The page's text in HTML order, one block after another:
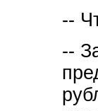
--
--